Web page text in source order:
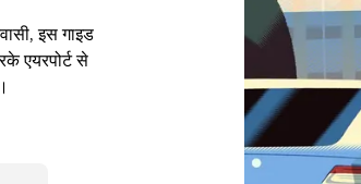
इस गाइड
एयरपोर्ट से